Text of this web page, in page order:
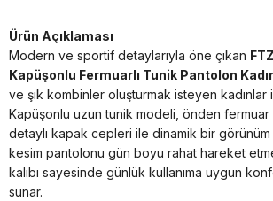
Ürün Açıklaması
Modern ve sportif detaylarıyla öne çıkan
Kapüşonlu Fermuarlı Tunik Pantolon
ve şık kombinler oluşturmak isteyen kadınlar
Kapüşonlu uzun tunik modeli, önden fermuar
detaylı kapak cepleri ile dinamik bir
kesim pantolonu gün boyu rahat hareket
kalıbı sayesinde günlük kullanıma uygun
sunar.